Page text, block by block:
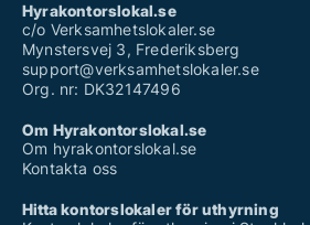
Hyrakontorslokal.se
c/o Verksamhetslokaler.se
Mynstersvej 3, Frederiksberg
support@verksamhetslokaler.se
Org. nr: DK32147496
Om Hyrakontorslokal.se
Om hyrakontorslokal.se
Kontakta oss
Hitta kontorslokaler för uthyrning